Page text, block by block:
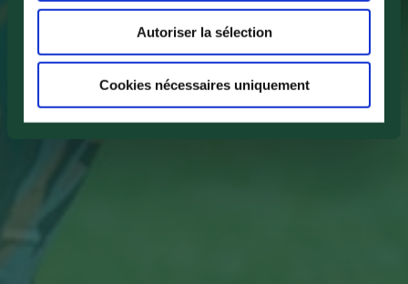
Autoriser la sélection
Cookies nécessaires uniquement